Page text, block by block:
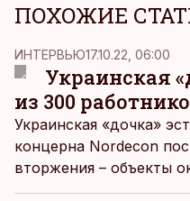
ПОХОЖИЕ
ИНТЕРВЬЮ17.10.22, 06:00
Украинская
из 300
Украинская «дочка»
концерна Nordecon
вторжения – объекты
ушедшие на фронт